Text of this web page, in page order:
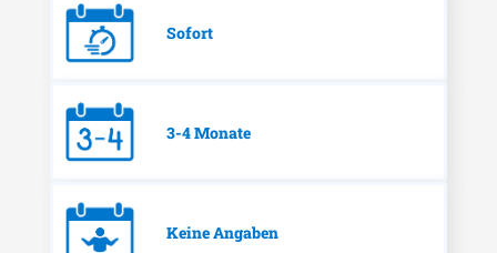
Sofort
3-4 Monate
Keine Angaben